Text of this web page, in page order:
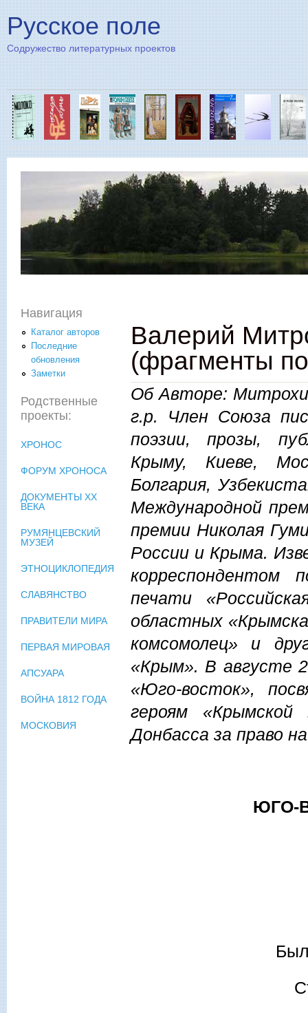
Русское поле
Содружество литературных проектов
Валерий
(фрагменты
Об Авторе:
г.р. Член Союза
поэзии, прозы,
Крыму, Киеве,
Болгария,
Международной
премии Николая
России и Крыма.
корреспондентом
печати
областных
комсомолец» и
«Крым». В августе
«Юго-восток»,
героям
Донбасса за право
ЮГО-
Навигация
Каталог авторов
Последние
обновления
Заметки
Родственные
проекты:
ХРОНОС
ФОРУМ ХРОНОСА
ДОКУМЕНТЫ XX
ВЕКА
РУМЯНЦЕВСКИЙ
МУЗЕЙ
ЭТНОЦИКЛОПЕДИЯ
СЛАВЯНСТВО
ПРАВИТЕЛИ МИРА
ПЕРВАЯ МИРОВАЯ
АПСУАРА
ВОЙНА 1812 ГОДА
МОСКОВИЯ